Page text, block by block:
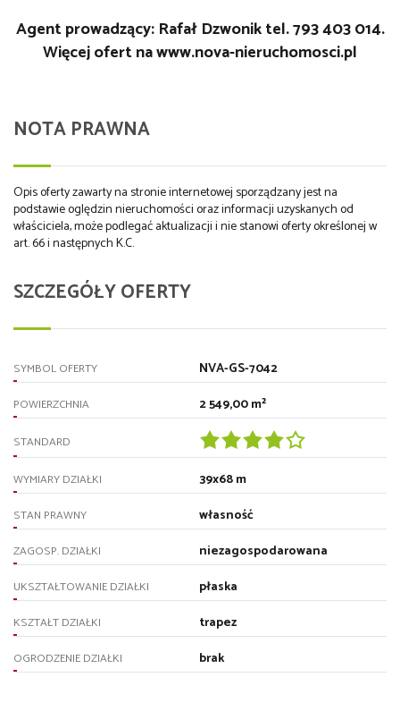
Agent prowadzący: Rafał Dzwonik tel. 793 403 014.
Więcej ofert na www.nova-nieruchomosci.pl
NOTA PRAWNA
Opis oferty zawarty na stronie internetowej sporządzany jest na
podstawie oględzin nieruchomości oraz informacji uzyskanych od
właściciela, może podlegać aktualizacji i nie stanowi oferty określonej w
art. 66 i następnych K.C.
SZCZEGÓŁY OFERTY
SYMBOL OFERTY NVA-GS-7042
POWIERZCHNIA 2 549,00 m²
STANDARD
WYMIARY DZIAŁKI 39x68 m
STAN PRAWNY własność
ZAGOSP. DZIAŁKI niezagospodarowana
UKSZTAŁTOWANIE DZIAŁKI płaska
KSZTAŁT DZIAŁKI trapez
OGRODZENIE DZIAŁKI brak